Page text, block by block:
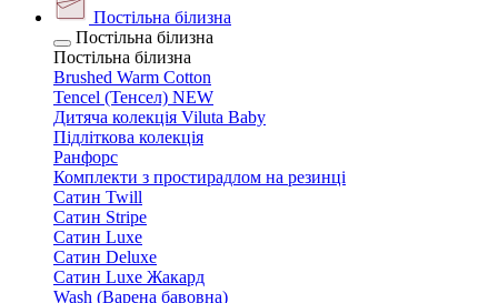
Постільна білизна
Постільна білизна
Постільна білизна
Brushed Warm Cotton
Tencel (Тенсел) NEW
Дитяча колекція Viluta Baby
Підліткова колекція
Ранфорс
Комплекти з простирадлом на резинці
Сатин Twill
Сатин Stripe
Сатин Luxe
Сатин Deluxe
Сатин Luxe Жакард
Wash (Варена бавовна)